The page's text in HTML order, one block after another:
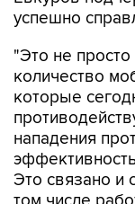
"Это не
которые
нападения
Это связано и
том числе
обеспечению